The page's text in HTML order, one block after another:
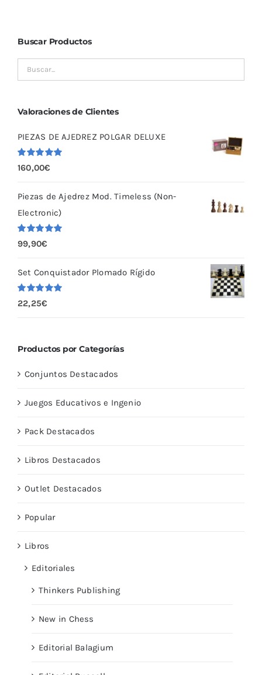
Buscar Productos
Valoraciones de Clientes
PIEZAS DE AJEDREZ POLGAR DELUXE
Valorado
con 5.00
160,00€
Piezas de Ajedrez Mod. Timeless (Non-
Electronic)
Valorado
con 5.00
99,90€
Set Conquistador Plomado Rígido
Valorado
con
5.00
22,25€
Productos por Categorías
Conjuntos Destacados
Juegos Educativos e Ingenio
Pack Destacados
Libros Destacados
Outlet Destacados
Popular
Libros
Editoriales
Thinkers Publishing
New in Chess
Editorial Balagium